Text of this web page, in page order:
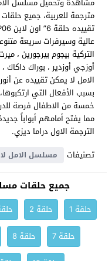
مترجمة للعربية، جميع
عالية وسيرفرات سريعة
التركية بيجوم بيرجورين ،
أوزجي أوزدير ، بوراك
الامل لا يمكن تقييده عن
بسبب الأفعال التي
خمسة من الاطفال فرصة
مما يفتح أمامهم أبواباً
الترجمة الاول دراما ديزي.
تصنيفات
مسلسل الامل
جميع حلقات
حلقة 1 حلقة 2
حلقة 7
حلقة 8